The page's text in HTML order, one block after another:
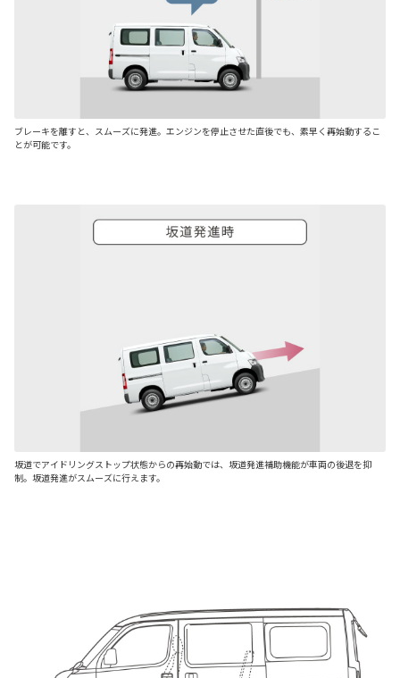
ブレーキを離すと、スムーズに発進。エンジンを停止させた直後でも、素早く再始動するこ
とが可能です。
坂道でアイドリングストップ状態からの再始動では、坂道発進補助機能が車両の後退を抑
制。坂道発進がスムーズに行えます。